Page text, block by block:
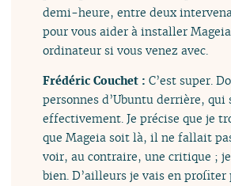
demi-heure, entre deux
pour vous aider à installer
ordinateur si vous venez avec.
Frédéric Couchet :C’est super.
personnes d’Ubuntu derrière, qui
effectivement. Je précise que je
que Mageia soit là, il ne fallait
voir, au contraire, une critique ;
bien. D’ailleurs je vais en profiter